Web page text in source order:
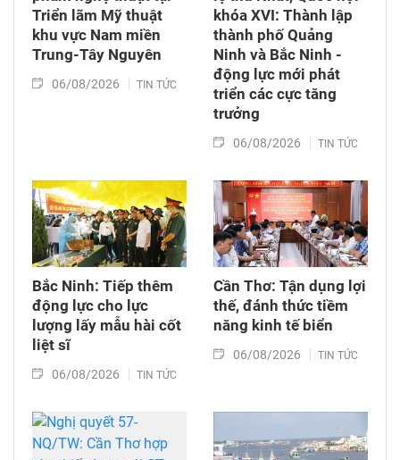
Triển lãm Mỹ thuật
khu vực Nam miền
Trung-Tây Nguyên
06/08/2026 TIN TỨC
khóa XVI: Thành lập
thành phố Quảng
Ninh và Bắc Ninh -
động lực mới phát
triển các cực tăng
trưởng
06/08/2026 TIN TỨC
Bắc Ninh: Tiếp thêm
động lực cho lực
lượng lấy mẫu hài cốt
liệt sĩ
06/08/2026 TIN TỨC
Cần Thơ: Tận dụng lợi
thế, đánh thức tiềm
năng kinh tế biển
06/08/2026 TIN TỨC